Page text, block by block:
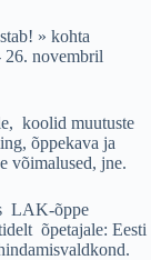
» kohta
26. novembril
koolid muutuste
õppekava ja
võimalused, jne.
LAK-õppe
õpetajale: Eesti